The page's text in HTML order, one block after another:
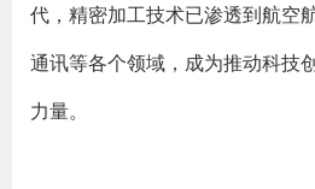
代，精密加工技术已渗透到航空
通讯等各个领域，成为推动科技
力量。